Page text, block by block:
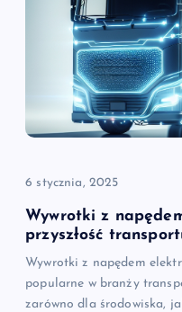
p
s
u
6 stycznia, 2025
Wywrotki z
przyszłość
Wywrotki z napędem
popularne w branży
zarówno dla środowiska,